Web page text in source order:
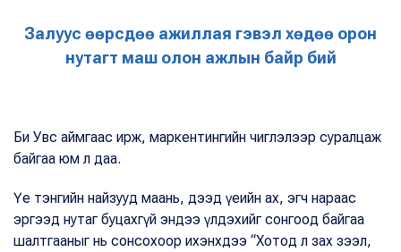
Залуус өөрсдөө ажиллая гэвэл хөдөө орон
нутагт маш олон ажлын байр бий
Би Увс аймгаас ирж, маркентингийн чиглэлээр суралцаж
байгаа юм л даа.
Үе тэнгийн найзууд маань, дээд үеийн ах, эгч нараас
эргээд нутаг буцахгүй эндээ үлдэхийг сонгоод байгаа
шалтгааныг нь сонсохоор ихэнхдээ “Хотод л зах зээл,